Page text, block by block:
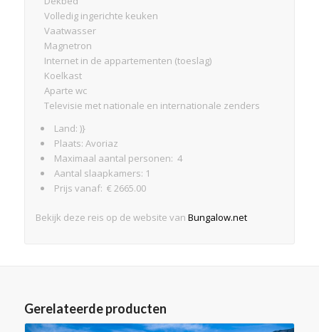
Volledig ingerichte keuken
Vaatwasser
Magnetron
Internet in de appartementen (toeslag)
Koelkast
Aparte wc
Televisie met nationale en internationale zenders
Land: )}
Plaats: Avoriaz
Maximaal aantal personen: 4
Aantal slaapkamers: 1
Prijs vanaf: € 2665.00
Bekijk deze reis op de website van Bungalow.net
Gerelateerde producten